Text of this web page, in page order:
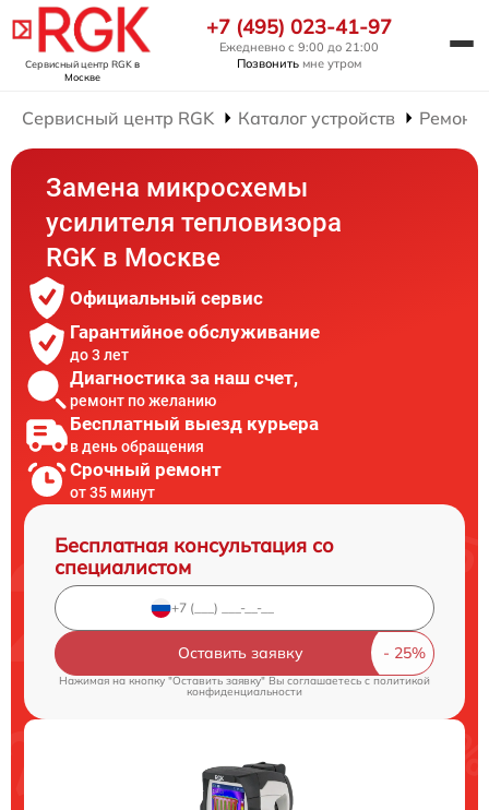
Сервисный центр RGKв
Москве
+7 (495) 023-41-97
Ежедневно с 9:00 до 21:00
Позвонить мне утром
Сервисный центр RGK Каталог устройств Ремонт
Замена микросхемы
усилителя тепловизора
RGK в Москве
Официальный сервис
Гарантийное обслуживание
до 3 лет
Диагностика за наш счет,
ремонт по желанию
Бесплатный выезд курьера
в день обращения
Срочный ремонт
от 35 минут
Бесплатная консультация со
специалистом
Оставить заявку
Нажимая на кнопку "Оставить заявку" Вы соглашаетесь cполитикой
конфиденциальности